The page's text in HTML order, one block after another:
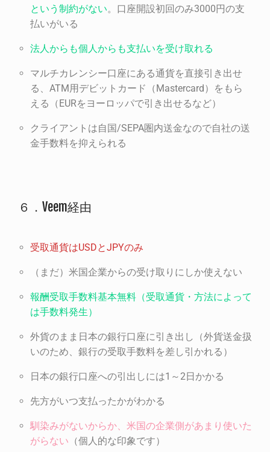
という制約がない。口座開設初回のみ3000円の支
払いがいる
法人からも個人からも支払いを受け取れる
マルチカレンシー口座にある通貨を直接引き出せ
る、ATM用デビットカード（Mastercard）をもら
える（EURをヨーロッパで引き出せるなど）
クライアントは自国/SEPA圏内送金なので自社の送
金手数料を抑えられる
６．Veem経由
受取通貨はUSDとJPYのみ
（まだ）米国企業からの受け取りにしか使えない
報酬受取手数料基本無料（受取通貨・方法によって
は手数料発生）
外貨のまま日本の銀行口座に引き出し（外貨送金扱
いのため、銀行の受取手数料を差し引かれる）
日本の銀行口座への引出しには1～2日かかる
先方がいつ支払ったかがわかる
馴染みがないからか、米国の企業側があまり使いた
がらない （個人的な印象です）